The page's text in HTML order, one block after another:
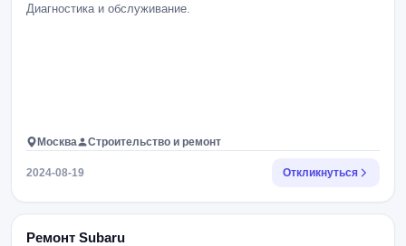
Диагностика и обслуживание.
Москва Строительство и ремонт
2024-08-19 Откликнуться
Ремонт Subaru